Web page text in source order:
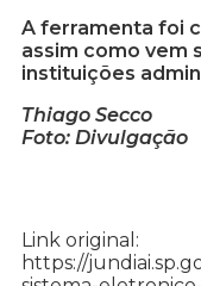
A ferramenta foi
assim como vem
instituições
Thiago Secco
Foto: Divulgação
Link original:
https://